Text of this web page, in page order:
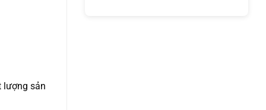
lượng sản